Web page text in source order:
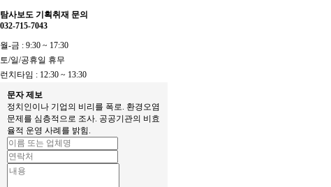
탐사보도 기획취재 문의
032-715-7043
월-금 : 9:30 ~ 17:30
토/일/공휴일 휴무
런치타임 : 12:30 ~ 13:30
문자 제보
정치인이나 기업의 비리를 폭로. 환경오염
문제를 심층적으로 조사. 공공기관의 비효
율적 운영 사례를 밝힘.